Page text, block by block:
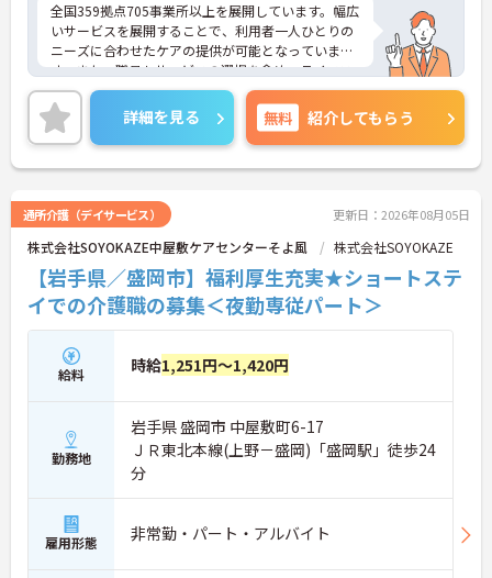
全国359拠点705事業所以上を展開しています。幅広
いサービスを展開することで、利用者一人ひとりの
ニーズに合わせたケアの提供が可能となっていま
す。また、職員もサービスの選択を含め、ライフス
タイルに合わせた働き方の選択肢が多くあります。
入社時研修はもちろん、サービス・職種ごとに研修
カリキュラムが整っており学び成長できる環境で
す。
ご興味のある方は面接対策ポイントなどお話致しま
詳細を見る 無料 紹介してもらう
通所介護（デイサービス） 更新日：2026年08月05日
株式会社SOYOKAZE中屋敷ケアセンターそよ風 株式会社SOYOKAZE
【岩手県／盛岡市】福利厚生充実★ショートステ
イでの介護職の募集＜夜勤専従パート＞
給料 時給1,251円～1,420円
勤務地
岩手県 盛岡市 中屋敷町6-17
ＪＲ東北本線(上野－盛岡)「盛岡駅」徒歩24
分
雇用形態 非常勤・パート・アルバイト